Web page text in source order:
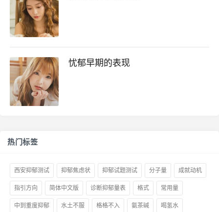
忧郁早期的表现
热门标签
西安抑郁测试 抑郁焦虑状 抑郁试题测试 分子量 成就动机
指引方向 简体中文版 诊断抑郁量表 格式 常用量
中到重度抑郁 水土不服 格格不入 氨茶碱 喝氢水